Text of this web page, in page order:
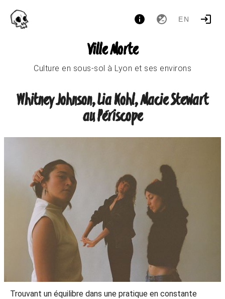
EN
Ville Morte
Culture en sous-sol à Lyon et ses environs
Whitney Johnson, Lia Kohl, Macie Stewart
au Périscope
Trouvant un équilibre dans une pratique en constante